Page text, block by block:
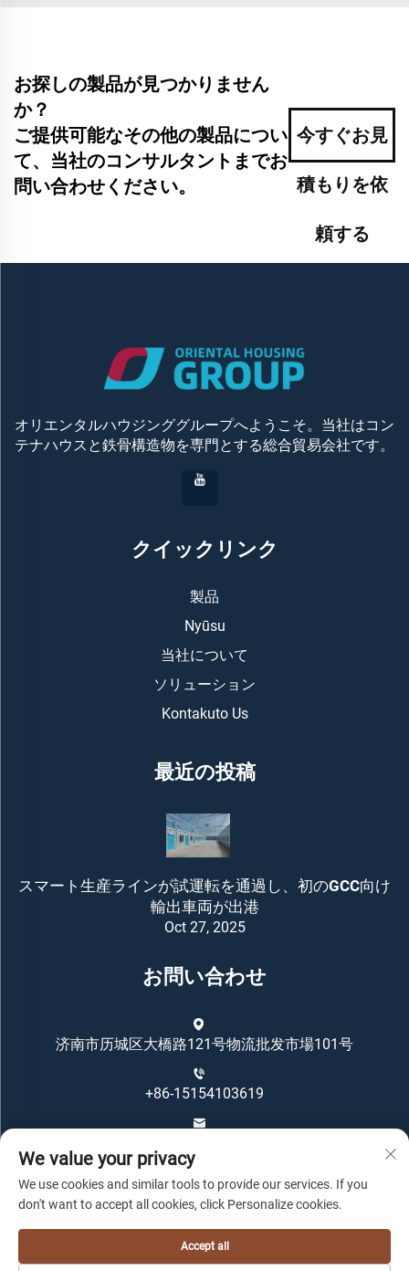
お探しの製品が見つかりません
か？
ご提供可能なその他の製品につい
て、当社のコンサルタントまでお
問い合わせください。
今すぐお見
積もりを依
頼する
オリエンタルハウジンググループへようこそ。当社はコン
テナハウスと鉄骨構造物を専門とする総合貿易会社です。
クイックリンク
製品
Nyūsu
当社について
ソリューション
Kontakuto Us
最近の投稿
スマート生産ラインが試運転を通過し、初のGCC向け
輸出車両が出港
Oct 27, 2025
お問い合わせ
济南市历城区大橋路121号物流批发市場101号
+86-15154103619
Copyright © Oriental Housing Group All Rights Reserved -
We value your privacy
We use cookies and similar tools to provide our services. If you
don't want to accept all cookies, click Personalize cookies.
Accept all